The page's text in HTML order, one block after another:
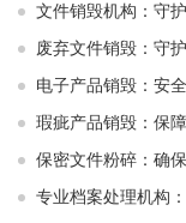
文件销毁机构：守
废弃文件销毁：守
电子产品销毁：安
瑕疵产品销毁：保
保密文件粉碎：确
专业档案处理机构